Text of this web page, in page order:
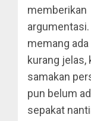
memberikan
argumentasi.
memang
kurang jelas,
samakan
pun belum
sepakat